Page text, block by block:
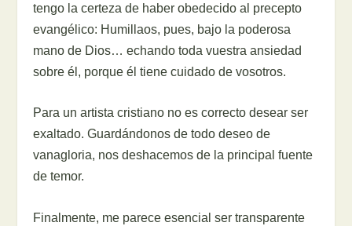
tengo la certeza de haber obedecido al precepto
evangélico: Humillaos, pues, bajo la poderosa
mano de Dios… echando toda vuestra ansiedad
sobre él, porque él tiene cuidado de vosotros.
Para un artista cristiano no es correcto desear ser
exaltado. Guardándonos de todo deseo de
vanagloria, nos deshacemos de la principal fuente
de temor.
Finalmente, me parece esencial ser transparente